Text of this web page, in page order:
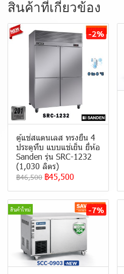
สินค้าที่เกี่ยวข้อง
-2%
ตู้แช่สแตนเลส ทรงยืน 4
ประตูทึบ แบบ แช่เย็น ยี่ห้อ
Sanden รุ่น SRC-1232
(1,030 ลิตร)
฿46,500 ฿45,500
สินค้าใหม่ -7%